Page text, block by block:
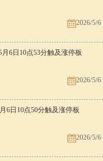
2026/5/6
6日10点53分触及涨停板
2026/5/6
6日10点50分触及涨停板
2026/5/6